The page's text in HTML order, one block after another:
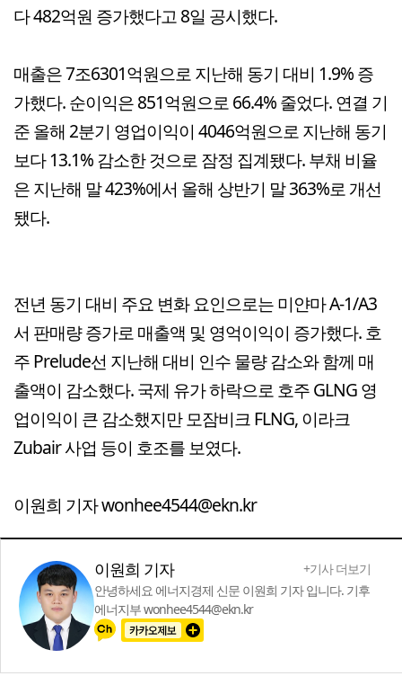
다 482억원 증가했다고 8일 공시했다.
매출은 7조6301억원으로 지난해 동기 대비 1.9% 증
가했다. 순이익은 851억원으로 66.4% 줄었다. 연결 기
준 올해 2분기 영업이익이 4046억원으로 지난해 동기
보다 13.1% 감소한 것으로 잠정 집계됐다. 부채 비율
은 지난해 말 423%에서 올해 상반기 말 363%로 개선
됐다.
전년 동기 대비 주요 변화 요인으로는 미얀마 A-1/A3
서 판매량 증가로 매출액 및 영억이익이 증가했다. 호
주 Prelude선 지난해 대비 인수 물량 감소와 함께 매
출액이 감소했다. 국제 유가 하락으로 호주 GLNG 영
업이익이 큰 감소했지만 모잠비크 FLNG, 이라크
Zubair 사업 등이 호조를 보였다.
이원희 기자 wonhee4544@ekn.kr
이원희 기자
+기사 더보기
안녕하세요 에너지경제 신문 이원희 기자 입니다. 기후
에너지부 wonhee4544@ekn.kr